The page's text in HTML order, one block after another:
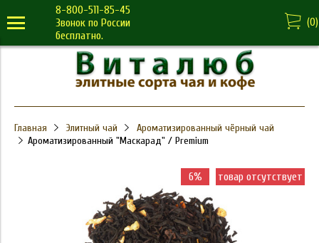
8-800-511-85-45
Звонок по России
бесплатно.
(0)
Главная Элитный чай
Ароматизированный чёрный чай
Ароматизированный "Маскарад" / Premium
6% товар отсутствует